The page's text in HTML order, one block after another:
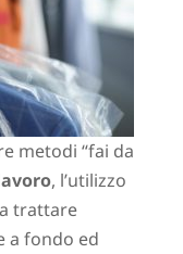
metodi “fai da
, l’utilizzo
trattare
a fondo ed